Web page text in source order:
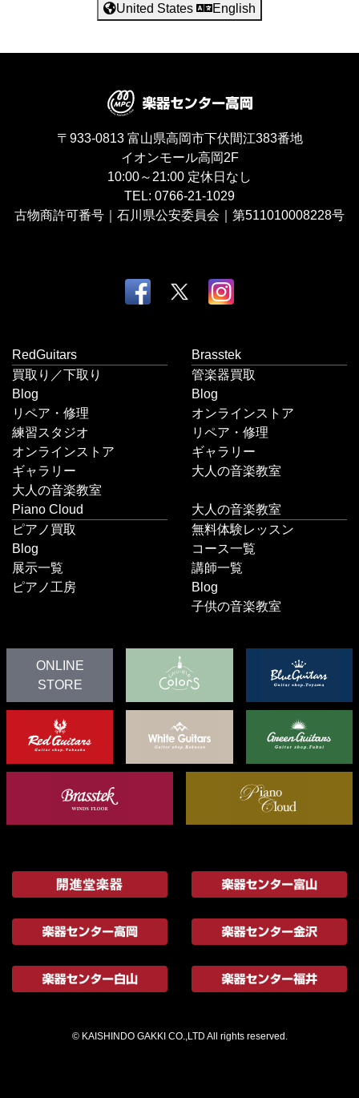
United States
English
〒933-0813 富山県高岡市下伏間江383番地
イオンモール高岡2F
10:00～21:00 定休日なし
TEL: 0766-21-1029
古物商許可番号｜石川県公安委員会｜第511010008228号
RedGuitars
買取り／下取り
Blog
リペア・修理
練習スタジオ
オンラインストア
ギャラリー
大人の音楽教室
Brasstek
管楽器買取
Blog
オンラインストア
リペア・修理
ギャラリー
大人の音楽教室
Piano Cloud
ピアノ買取
Blog
展示一覧
ピアノ工房
大人の音楽教室
無料体験レッスン
コース一覧
講師一覧
Blog
子供の音楽教室
ONLINE
STORE
© KAISHINDO GAKKI CO.,LTD All rights reserved.